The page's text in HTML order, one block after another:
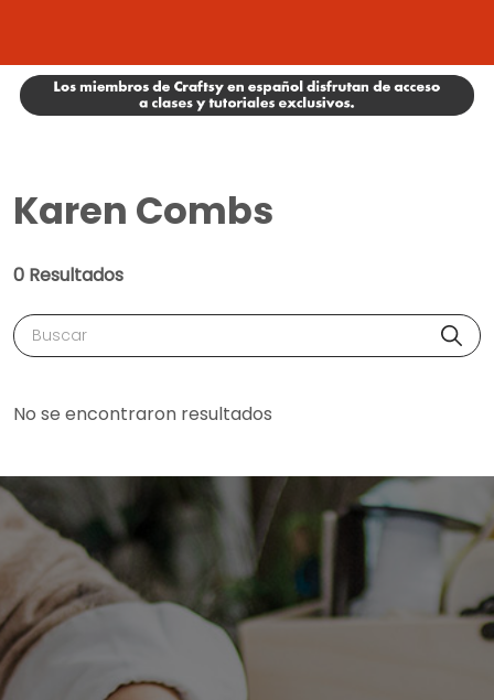
Karen Combs
0 Resultados
Buscar
No se encontraron resultados